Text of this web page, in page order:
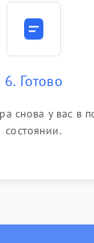
6. Готово
снова у вас в
состоянии.